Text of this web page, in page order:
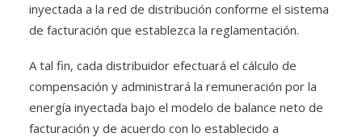
inyectada a la red de distribución conforme el sistema
de facturación que establezca la reglamentación.
A tal fin, cada distribuidor efectuará el cálculo de
compensación y administrará la remuneración por la
energía inyectada bajo el modelo de balance neto de
facturación y de acuerdo con lo establecido a